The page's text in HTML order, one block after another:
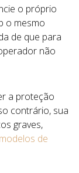
o próprio
o mesmo
de que para
não
a proteção
contrário, sua
graves,
de